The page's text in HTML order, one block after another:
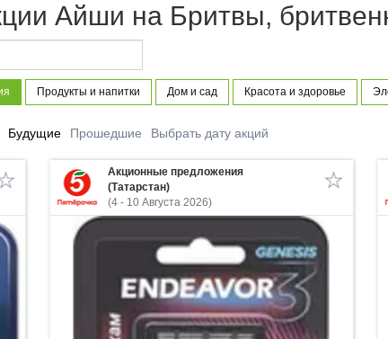
Айши на Бритвы,
Продукты и напитки Дом и сад Красота и здоровье
Будущие Прошедшие Выбрать дату акций
Акционные предложения
(Татарстан)
(4 - 10 Августа 2026)